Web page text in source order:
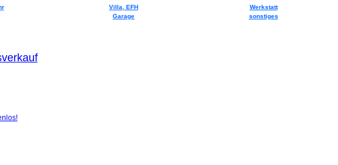
Villa, EFH
Werkstatt
Garage sonstiges